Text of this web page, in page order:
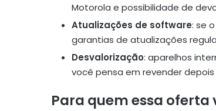
Motorola e possibilidade de
Atualizações de software: se
garantias de atualizações
Desvalorização: aparelhos
você pensa em revender
Para quem essa oferta